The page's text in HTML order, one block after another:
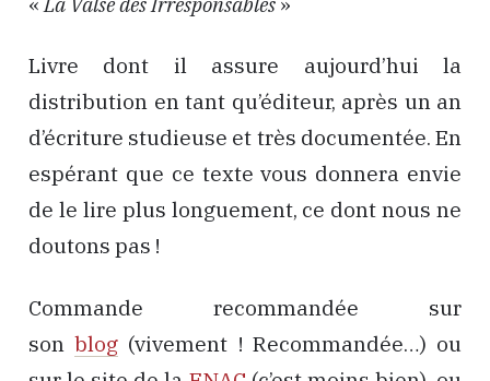
Livre dont il assure aujourd’hui la
distribution en tant qu’éditeur, après un an
d’écriture studieuse et très documentée. En
espérant que ce texte vous donnera envie
de le lire plus longuement, ce dont nous ne
doutons pas !
Commande recommandée sur
sonblog (vivement ! Recommandée…) ou